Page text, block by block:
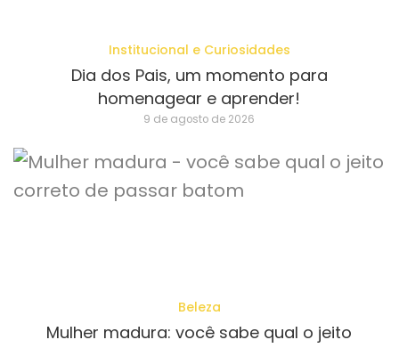
Institucional e Curiosidades
Dia dos Pais, um momento para
homenagear e aprender!
9 de agosto de 2026
Beleza
Mulher madura: você sabe qual o jeito